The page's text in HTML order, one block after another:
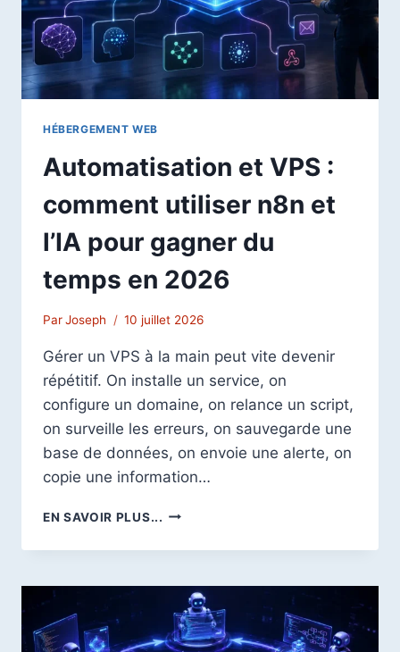
HÉBERGEMENT WEB
Automatisation et VPS :
comment utiliser n8n et
l’IA pour gagner du
temps en 2026
ParJoseph 10 juillet 2026
Gérer un VPS à la main peut vite devenir
répétitif. On installe un service, on
configure un domaine, on relance un script,
on surveille les erreurs, on sauvegarde une
base de données, on envoie une alerte, on
copie une information…
EN SAVOIR PLUS... AUTOMATISATION
VPS
COMMENT
UTILISER
N8N
ET